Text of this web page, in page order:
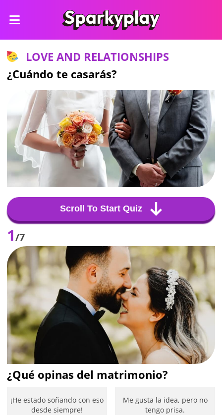
LOVE AND RELATIONSHIPS
¿Cuándo te casarás?
Scroll To Start Quiz
1/7
¿Qué opinas del matrimonio?
¡He estado soñando con eso
desde siempre!
Me gusta la idea, pero no
tengo prisa.